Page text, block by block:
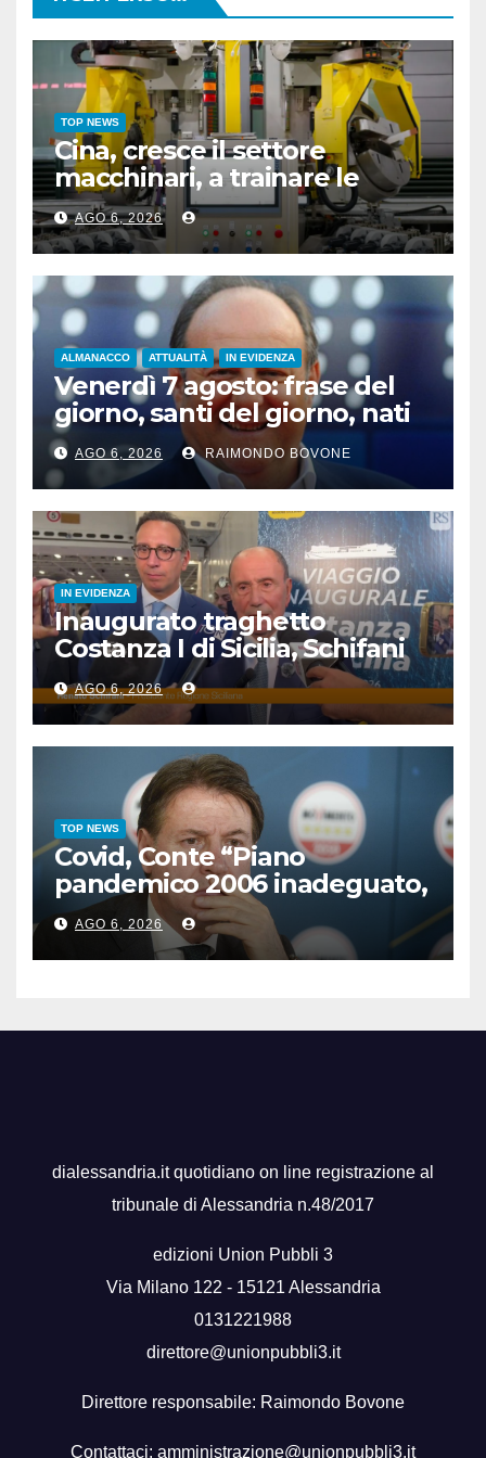
TOP NEWS
Cina, cresce il settore
macchinari, a trainare le
“attrezzature intelligenti”
AGO 6, 2026
ALMANACCO ATTUALITÀ IN EVIDENZA
Venerdì 7 agosto: frase del
giorno, santi del giorno, nati
famosi, accadde oggi
AGO 6, 2026 RAIMONDO BOVONE
IN EVIDENZA
Inaugurato traghetto
Costanza I di Sicilia, Schifani
“Mantenuto impegni presi”
AGO 6, 2026
TOP NEWS
Covid, Conte “Piano
pandemico 2006 inadeguato,
virus senza precedenti”
AGO 6, 2026
dialessandria.it quotidiano on line registrazione al
tribunale di Alessandria n.48/2017
edizioni Union Pubbli 3
Via Milano 122 - 15121 Alessandria
0131221988
direttore@unionpubbli3.it
Direttore responsabile: Raimondo Bovone
Contattaci: amministrazione@unionpubbli3.it